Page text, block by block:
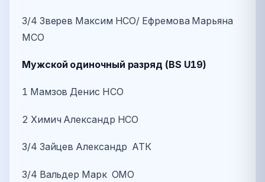
3/4 Зверев Максим НСО/ Ефремова Марьяна
МСО
Мужской одиночный разряд (BS U19)
1 Мамзов Денис НСО
2 Химич Александр НСО
3/4 Зайцев Александр АТК
3/4 Вальдер Марк ОМО